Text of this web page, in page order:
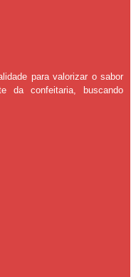
para valorizar o sabor
da confeitaria, buscando